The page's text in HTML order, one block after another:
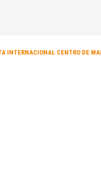
INTERNACIONAL CENTRO DE